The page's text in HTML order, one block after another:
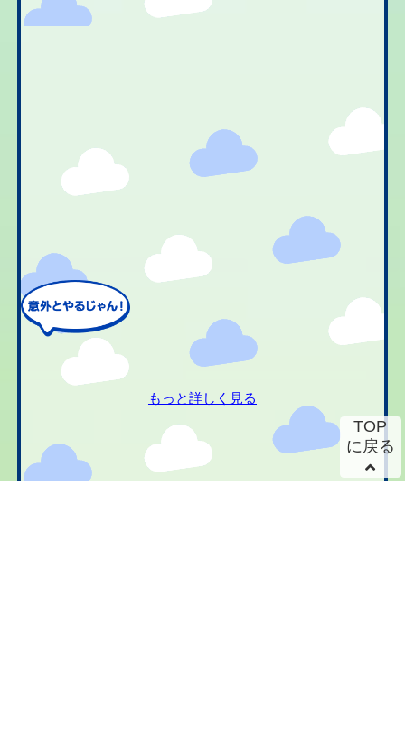
もっと詳しく見る
TOP
に戻る